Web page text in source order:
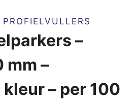
–
mm –
– per 100